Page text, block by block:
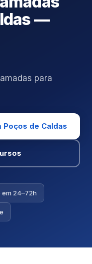
—
para
de Caldas
24–72h